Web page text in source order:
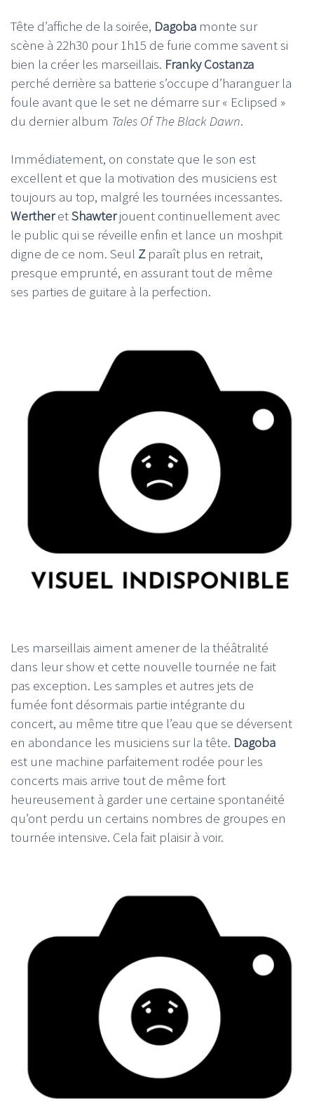
Tête d’affiche de la soirée, Dagoba monte sur
scène à 22h30 pour 1h15 de furie comme savent si
bien la créer les marseillais. Franky Costanza
perché derrière sa batterie s’occupe d’haranguer la
foule avant que le set ne démarre sur « Eclipsed »
du dernier album Tales Of The Black Dawn.
Immédiatement, on constate que le son est
excellent et que la motivation des musiciens est
toujours au top, malgré les tournées incessantes.
WertheretShawterjouent continuellement avec
le public qui se réveille enfin et lance un moshpit
digne de ce nom. Seul Zparaît plus en retrait,
presque emprunté, en assurant tout de même
ses parties de guitare à la perfection.
Les marseillais aiment amener de la théâtralité
dans leur show et cette nouvelle tournée ne fait
pas exception. Les samples et autres jets de
fumée font désormais partie intégrante du
concert, au même titre que l’eau que se déversent
en abondance les musiciens sur la tête. Dagoba
est une machine parfaitement rodée pour les
concerts mais arrive tout de même fort
heureusement à garder une certaine spontanéité
qu’ont perdu un certains nombres de groupes en
tournée intensive. Cela fait plaisir à voir.